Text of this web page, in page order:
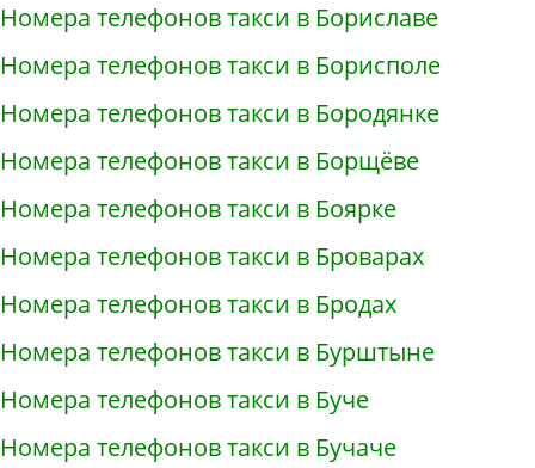
Номера телефонов такси в Бориславе
Номера телефонов такси в Борисполе
Номера телефонов такси в Бородянке
Номера телефонов такси в Борщёве
Номера телефонов такси в Боярке
Номера телефонов такси в Броварах
Номера телефонов такси в Бродах
Номера телефонов такси в Бурштыне
Номера телефонов такси в Буче
Номера телефонов такси в Бучаче